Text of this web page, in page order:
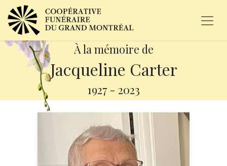
À la mémoire de
Jacqueline Carter
1927 - 2023